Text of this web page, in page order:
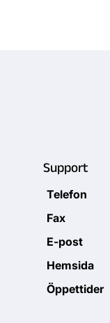
Support
Telefon
Fax
E-post
Hemsida
Öppettider